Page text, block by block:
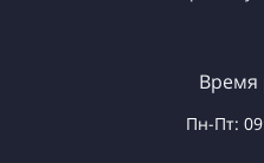
Время
Пн-Пт: